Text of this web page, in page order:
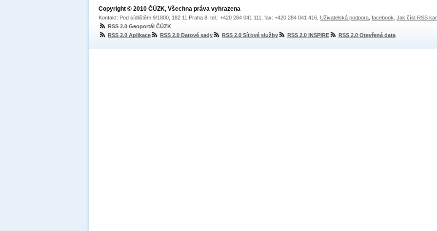
Copyright © 2010 ČÚZK, Všechna práva vyhrazena
Kontakt: Pod sídlištěm 9/1800, 182 11 Praha 8, tel.: +420 284 041 111, fax: +420 284 041 416, Uživatelská podpora facebook Jak číst RSS
RSS 2.0 Geoportál ČÚZK
RSS 2.0 Aplikace
RSS 2.0 Datové sady RSS 2.0 Síťové služby RSS 2.0 INSPIRE RSS 2.0 Otevřená data